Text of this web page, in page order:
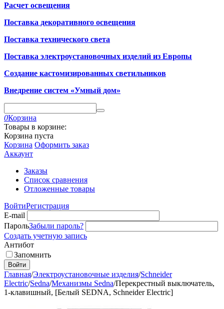
Расчет освещения
Поставка декоративного освещения
Поставка технического света
Поставка электроустановочных изделий из Европы
Создание кастомизированных светильников
Внедрение систем «Умный дом»
0Корзина
Товары в корзине:
Корзина пуста
Корзина Оформить заказ
Аккаунт
Заказы
Список сравнения
Отложенные товары
ВойтиРегистрация
E-mail
ПарольЗабыли пароль?
Создать учетную запись
Антибот
Запомнить
Войти
Главная/Электроустановочные изделия/Schneider
Electric/Sedna/Механизмы Sedna/Перекрестный выключатель,
1-клавишный, [Белый SEDNA, Schneider Electric]